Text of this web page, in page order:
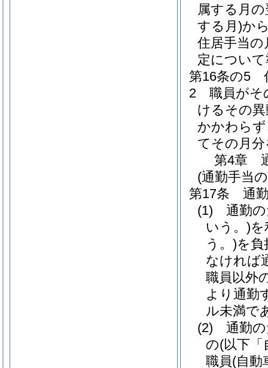
属する月
する月)か
住居手当
定につい
第16条の5
2
職員がそ
けるその
かかわら
てその月
第4章
(通勤手当
第17条
通
(1)
通勤
いう。)を
う。)を
なければ
職員以外
より通勤
ル未満で
(2)
通勤
の(以下「
職員(自動